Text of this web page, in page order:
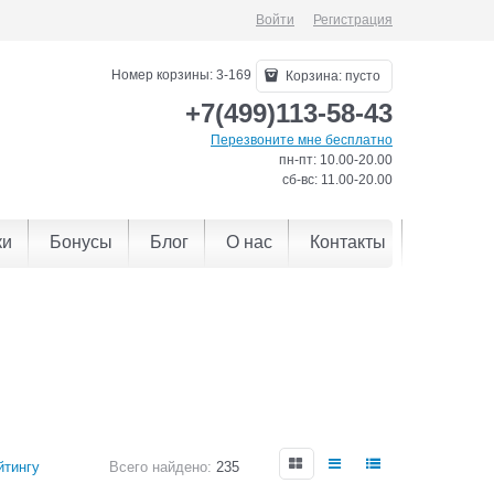
Войти Регистрация
Номер корзины: 3-169 Корзина: пусто
+7(499)113-58-43
Перезвоните мне бесплатно
пн-пт: 10.00-20.00
сб-вс: 11.00-20.00
Бонусы Блог О нас Контакты
Всего найдено: 235